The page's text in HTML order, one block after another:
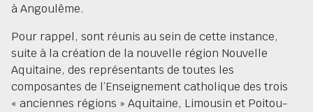
à Angoulême.
Pour rappel, sont réunis au sein de cette instance,
suite à la création de la nouvelle région Nouvelle
Aquitaine, des représentants de toutes les
composantes de l’Enseignement catholique des trois
« anciennes régions » Aquitaine, Limousin et Poitou-